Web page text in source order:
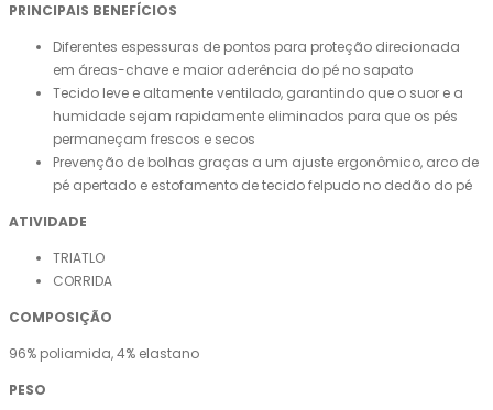
PRINCIPAIS BENEFÍCIOS
Diferentes espessuras de pontos para proteção direcionada
em áreas-chave e maior aderência do pé no sapato
Tecido leve e altamente ventilado, garantindo que o suor e a
humidade sejam rapidamente eliminados para que os pés
permaneçam frescos e secos
Prevenção de bolhas graças a um ajuste ergonômico, arco de
pé apertado e estofamento de tecido felpudo no dedão do pé
ATIVIDADE
TRIATLO
CORRIDA
COMPOSIÇÃO
96% poliamida, 4% elastano
PESO